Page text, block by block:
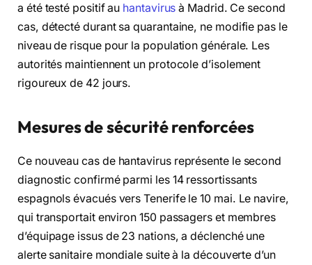
a été testé positif au hantavirus à Madrid. Ce second
cas, détecté durant sa quarantaine, ne modifie pas le
niveau de risque pour la population générale. Les
autorités maintiennent un protocole d’isolement
rigoureux de 42 jours.
Mesures de sécurité renforcées
Ce nouveau cas de hantavirus représente le second
diagnostic confirmé parmi les 14 ressortissants
espagnols évacués vers Tenerife le 10 mai. Le navire,
qui transportait environ 150 passagers et membres
d’équipage issus de 23 nations, a déclenché une
alerte sanitaire mondiale suite à la découverte d’un